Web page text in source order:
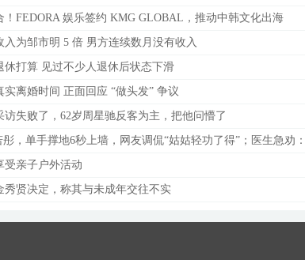
！FEDORA 娱乐签约 KMG GLOBAL，推动中韩文化出海
入为邹市明 5 倍 男方连续数月没有收入
休打算 见过不少人退休后状态下滑
离婚时间 正面回应 “做头发” 争议
访失败了，62岁周星驰反客为主，把他问懵了
彤，单手撑地6秒上墙，网友调侃“姑姑轻功了得”；医生急劝
受亲子户外活动
秀贤决定，称其与未成年交往不实